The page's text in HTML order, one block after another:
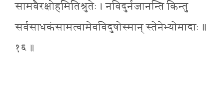
सामवैरक्षोहमितिश्रुतेः । नविदुर्नजानन्ति किन्तु
सर्वसाधकंसामत्वामेवविदुषोस्मान् स्तेनेभ्योमादाः ॥
१६ ॥